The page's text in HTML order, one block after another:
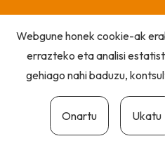
Webgune honek cookie-ak
errazteko eta analisi
gehiago nahi baduzu,
Onartu Ukatu